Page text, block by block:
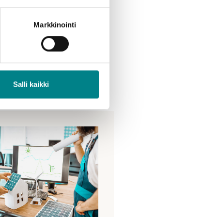
Markkinointi
Salli kaikki